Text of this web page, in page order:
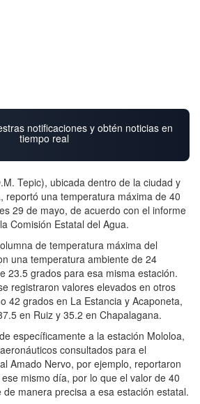
notificaciones y obtén noticias en
tiempo real
Tepic), ubicada dentro de la ciudad y
reportó una temperatura máxima de 40
29 de mayo, de acuerdo con el informe
Comisión Estatal del Agua.
de temperatura máxima del
una temperatura ambiente de 24
23.5 grados para esa misma estación.
registraron valores elevados en otros
42 grados en La Estancia y Acaponeta,
en Ruiz y 35.2 en Chapalagana.
específicamente a la estación Mololoa,
consultados para el
Amado Nervo, por ejemplo, reportaron
mismo día, por lo que el valor de 40
manera precisa a esa estación estatal.